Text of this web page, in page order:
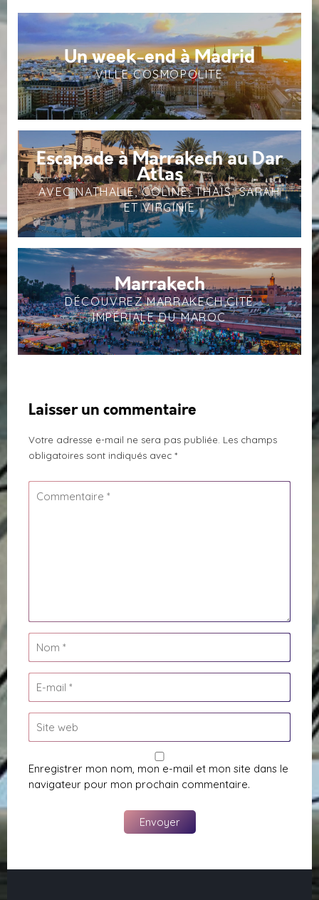
Un week-end à Madrid
VILLE COSMOPOLITE
Escapade à Marrakech au Dar
Atlas
AVEC NATHALIE, COLINE, THAÏS, SARAH
ET VIRGINIE
Marrakech
DÉCOUVREZ MARRAKECH,CITÉ
IMPÉRIALE DU MAROC
Laisser un commentaire
Votre adresse e-mail ne sera pas publiée. Les champs
obligatoires sont indiqués avec *
Enregistrer mon nom, mon e-mail et mon site dans le
navigateur pour mon prochain commentaire.